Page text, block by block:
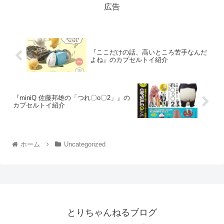
広告
『ここだけの話、高いところ苦手なんだ
よね』のカプセルトイ紹介
『miniQ 佐藤邦雄の「つれ〇o〇2」』の
カプセルトイ紹介
ホーム Uncategorized
とりちゃんねるブログ